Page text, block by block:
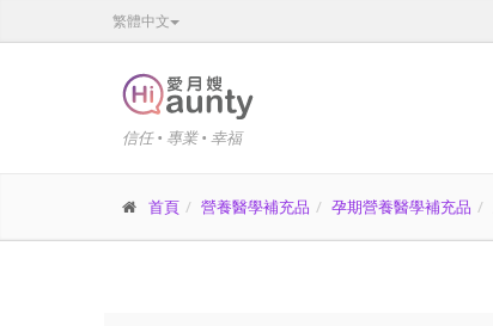
繁體中文
信任 • 專業 • 幸福
首頁 營養醫學補充品 孕期營養醫學補充品